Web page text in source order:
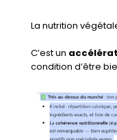
La nutrition
C’est un
condition d’être